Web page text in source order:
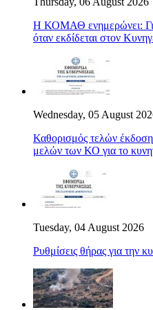
Η ΚΟΜΑΘ ενημερώνει:
όταν εκδίδεται στον
Wednesday, 05 August
Καθορισμός τελών
μελών των ΚΟ για το
Tuesday, 04 August 2026
Ρυθμίσεις θήρας για την